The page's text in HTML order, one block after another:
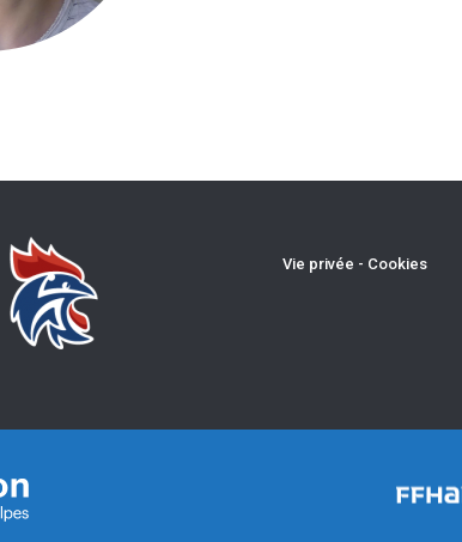
Vie privée - Cookies